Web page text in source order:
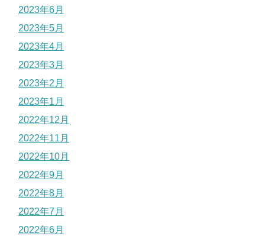
2023年6月
2023年5月
2023年4月
2023年3月
2023年2月
2023年1月
2022年12月
2022年11月
2022年10月
2022年9月
2022年8月
2022年7月
2022年6月